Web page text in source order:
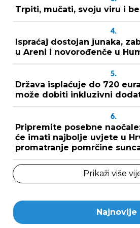
Trpiti, mučati, svoju viru i
4.
Ispraćaj dostojan junaka,
u Areni i novorođenče u
5.
Država isplaćuje do 720
može dobiti inkluzivni
6.
Pripremite posebne
će imati najbolje uvjete u
promatranje pomrčine
Prikaži više
Najnovije